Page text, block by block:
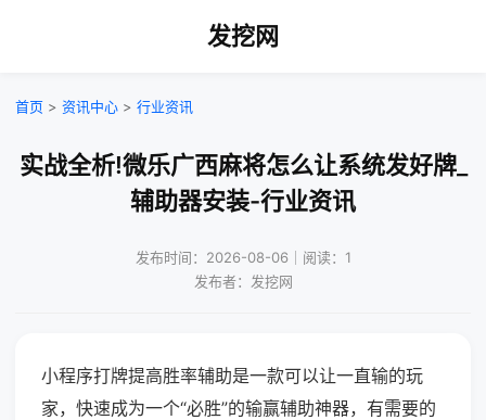
发挖网
首页 > 资讯中心 > 行业资讯
实战全析!微乐广西麻将怎么让系统发好牌_
辅助器安装-行业资讯
发布时间：2026-08-06｜阅读：1
发布者：发挖网
小程序打牌提高胜率辅助是一款可以让一直输的玩
家，快速成为一个“必胜”的输赢辅助神器，有需要的